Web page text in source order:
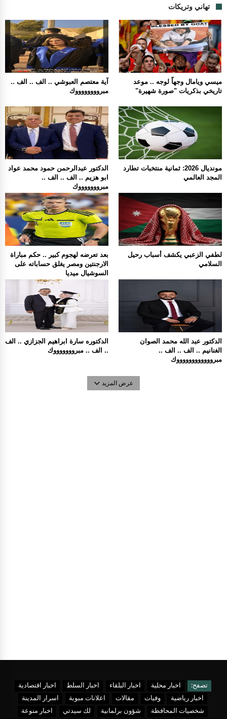
تهاني وتريكات
آية معتصم العبوشي .. الف .. الف ..
مبرووووووووك
ميسي ويامال وجهاً لوجه .. موعد
تاريخي بذكريات "صورة شهيرة"
الدكتور عبدالرحمن حمود محمد عواد
ابو هزيم .. الف .. الف ..
مبروووووووك
مونديال 2026: ثمانية منتخبات تطارد
المجد العالمي
بعد تعرضه لهجوم كبير .. حكم مباراة
الارجنتين ومصر يغلق حساباته على
السوشيال ميديا
لطفي الزعبي يكشف أسباب رحيل
السلامي
الدكتوره سارة ابراهيم الجزازي .. الف
.. الف .. مبروووووووك
الدكتور عبد الله محمد الصوان
الغنانيم .. الف .. الف ..
مبرووووووووووووك
عرض المزيد
تصفح: اخبار محلية اخبار البلقاء اخبار السلط
اخبار اقتصادية
اخبار رياضية
وفيات مقالات اعلانات مبوبة
اسرار المدينة
شخصيات المحافظة
شؤون برلمانية لك سيدتي اخبار منوعة